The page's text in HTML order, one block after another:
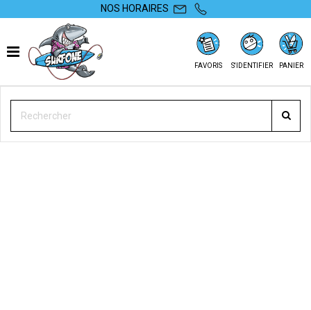
NOS HORAIRES
FAVORIS S'IDENTIFIER PANIER
SURFONE
VOILES DE WING
AILE ZEEKO CARVE 6 M² 2021 D'OCCASION